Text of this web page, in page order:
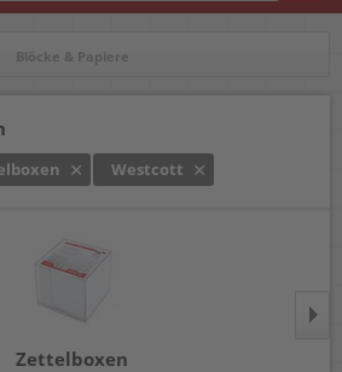
for results.
Blöcke & Papiere
Westcott
Zettelboxen